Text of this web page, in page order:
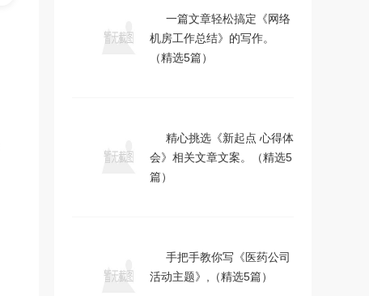
一篇文章轻松搞定《网络
机房工作总结》的写作。
（精选5篇）
精心挑选《新起点 心得体
会》相关文章文案。（精选5
篇）
手把手教你写《医药公司
活动主题》,（精选5篇）